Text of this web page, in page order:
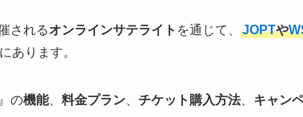
されるオンラインサテライト を通じて、 JOPTや
あります。
の機能、 料金プラン チケット購入方法、 キャン